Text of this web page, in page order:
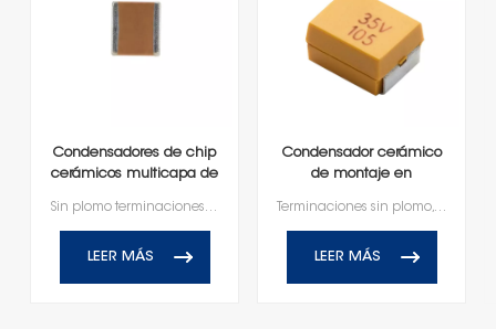
Condensadores de chip
cerámicos multicapa de
Sin plomo terminaciones, RoHS y alcanzar el cumplimiento
LEER MÁS
Condensador cerámico
de montaje en
Terminaciones sin plomo, compatibles con RoHS y Reach
LEER MÁS